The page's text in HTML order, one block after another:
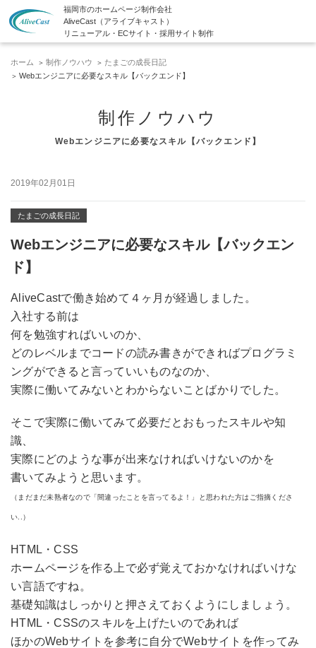
福岡市のホームページ制作会社
AliveCast（アライブキャスト）
リニューアル・ECサイト・採用サイト制作
ホーム 制作ノウハウ
たまごの成長日記
Webエンジニアに必要なスキル【バックエンド】
制作ノウハウ
Webエンジニアに必要なスキル【バックエンド】
2019年02月01日
たまごの成長日記
Webエンジニアに必要なスキル【バックエン
ド】
AliveCastで働き始めて４ヶ月が経過しました。
入社する前は
何を勉強すればいいのか、
どのレベルまでコードの読み書きができればプログラミ
ングができると言っていいものなのか、
実際に働いてみないとわからないことばかりでした。
そこで実際に働いてみて必要だとおもったスキルや知
識、
実際にどのような事が出来なければいけないのかを
書いてみようと思います。
（まだまだ未熟者なので「間違ったことを言ってるよ！」と思われた方はご指摘くださ
い..）
HTML・CSS
ホームページを作る上で必ず覚えておかなければいけな
い言語ですね。
基礎知識はしっかりと押さえておくようにしましょう。
HTML・CSSのスキルを上げたいのであれば
ほかのWebサイトを参考に自分でWebサイトを作ってみ